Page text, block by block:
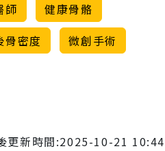
師
健康骨骼
骨密度
微創手術
更新時間:2025-10-21 10:44